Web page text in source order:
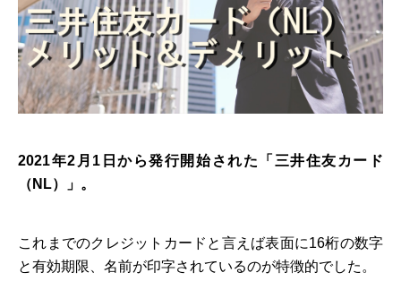
2021年2月1日から発行開始された「三井住友カード
（NL）」。
これまでのクレジットカードと言えば表面に16桁の数字
と有効期限、名前が印字されているのが特徴的でした。